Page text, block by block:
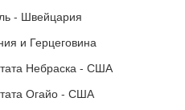
- Швейцария
и Герцеговина
Небраска - США
Огайо - США